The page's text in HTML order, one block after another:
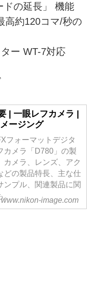
ドの延長」 機能
高約120コマ/秒の
ー WT-7対応
| 一眼レフカメラ |
ージング
フォーマットデジタ
カメラ「D780」の製
カメラ、レンズ、アク
どの製品特長、主な仕
ンプル、関連製品に関
www.nikon-image.com